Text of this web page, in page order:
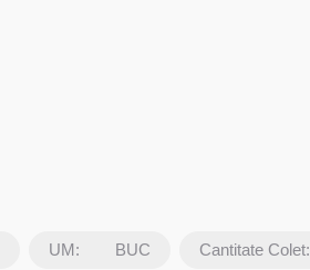
UM: BUC Cantitate Colet: